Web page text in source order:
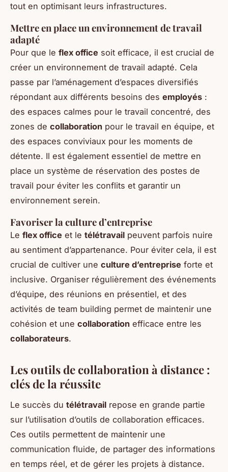
tout en optimisant leurs infrastructures.
Mettre en place un environnement de travail
adapté
Pour que le flex office soit efficace, il est crucial de
créer un environnement de travail adapté. Cela
passe par l’aménagement d’espaces diversifiés
répondant aux différents besoins des employés :
des espaces calmes pour le travail concentré, des
zones de collaboration pour le travail en équipe, et
des espaces conviviaux pour les moments de
détente. Il est également essentiel de mettre en
place un système de réservation des postes de
travail pour éviter les conflits et garantir un
environnement serein.
Favoriser la culture d’entreprise
Le flex office et le télétravail peuvent parfois nuire
au sentiment d’appartenance. Pour éviter cela, il est
crucial de cultiver une culture d’entreprise forte et
inclusive. Organiser régulièrement des événements
d’équipe, des réunions en présentiel, et des
activités de team building permet de maintenir une
cohésion et une collaboration efficace entre les
collaborateurs.
Les outils de collaboration à distance :
clés de la réussite
Le succès du télétravail repose en grande partie
sur l’utilisation d’outils de collaboration efficaces.
Ces outils permettent de maintenir une
communication fluide, de partager des informations
en temps réel, et de gérer les projets à distance.